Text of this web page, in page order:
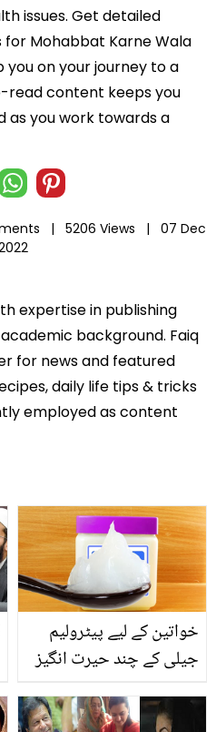
issues. Get detailed
Mohabbat Karne Wala
you on your journey to a
read content keeps you
as you work towards a
| 5206 Views |
07 Dec
expertise in publishing
background. Faiq
for news and featured
daily life tips & tricks
employed as content
خواتین کے لیے پیٹرولیم
جیلی کے چند حیرت انگیز